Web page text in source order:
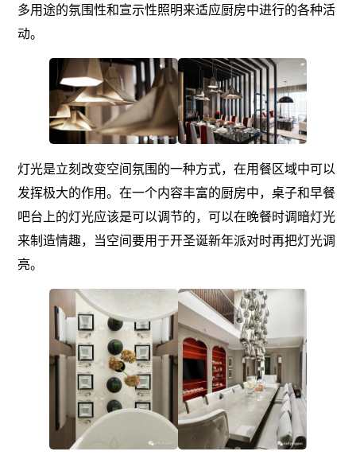
多用途的氛围性和宣示性照明来适应厨房中进行的各种活
动。
灯光是立刻改变空间氛围的一种方式，在用餐区域中可以
发挥极大的作用。在一个内容丰富的厨房中，桌子和早餐
吧台上的灯光应该是可以调节的，可以在晚餐时调暗灯光
来制造情趣，当空间要用于开圣诞新年派对时再把灯光调
亮。